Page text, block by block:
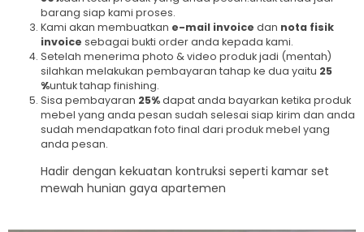
barang siap kami proses.
Kami akan membuatkan e-mail invoice dan nota fisik
invoice sebagai bukti order anda kepada kami.
Setelah menerima photo & video produk jadi (mentah)
silahkan melakukan pembayaran tahap ke dua yaitu 25
%untuk tahap finishing.
Sisa pembayaran 25%dapat anda bayarkan ketika produk
mebel yang anda pesan sudah selesai siap kirim dan anda
sudah mendapatkan foto final dari produk mebel yang
anda pesan.
Hadir dengan kekuatan kontruksi seperti kamar set
mewah hunian gaya apartemen